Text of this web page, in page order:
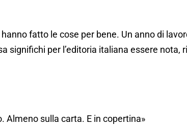
fatto le cose per bene. Un anno di
significhi per l’editoria italiana essere
Almeno sulla carta. E in copertina»